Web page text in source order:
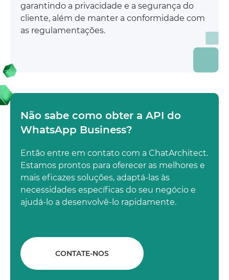
garantindo a privacidade e a segurança do
cliente, além de manter a conformidade com
as regulamentações.
Não sabe como obter a API do
WhatsApp Business?
Então entre em contato com a ChatArchitect.
Estamos prontos para oferecer as melhores e
mais eficazes soluções, adaptá-las às
necessidades específicas do seu negócio e
ajudá-lo a desenvolvê-lo rapidamente.
CONTATE-NOS